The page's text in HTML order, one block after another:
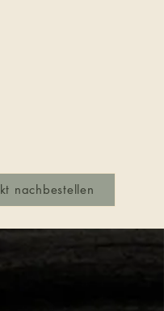
nachbestellen